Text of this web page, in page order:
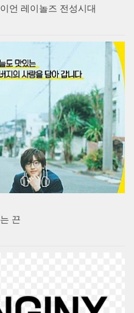
언 레이놀즈 전성시대
끈